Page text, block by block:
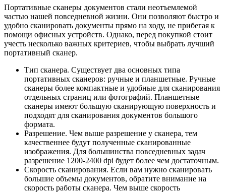
Портативные сканеры документов стали неотъемлемой
частью нашей повседневной жизни. Они позволяют быстро и
удобно сканировать документы прямо на ходу, не прибегая к
помощи офисных устройств. Однако, перед покупкой стоит
учесть несколько важных критериев, чтобы выбрать лучший
портативный сканер.
Тип сканера. Существует два основных типа
портативных сканеров: ручные и планшетные. Ручные
сканеры более компактные и удобные для сканирования
отдельных страниц или фотографий. Планшетные
сканеры имеют большую сканирующую поверхность и
подходят для сканирования документов большого
формата.
Разрешение. Чем выше разрешение у сканера, тем
качественнее будут полученные сканированные
изображения. Для большинства повседневных задач
разрешение 1200-2400 dpi будет более чем достаточным.
Скорость сканирования. Если вам нужно сканировать
большие объемы документов, обратите внимание на
скорость работы сканера. Чем выше скорость